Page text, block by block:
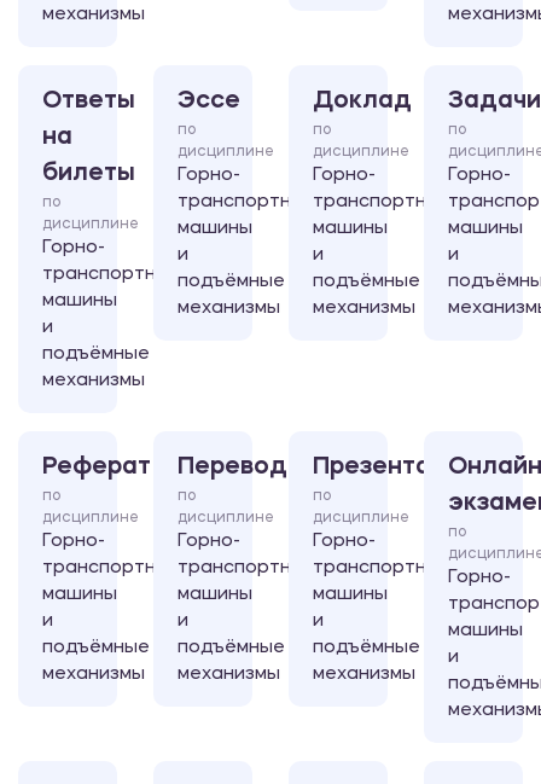
механизмы
Ответы
на
билеты
по
дисциплине
Горно-
транспортные
машины
и
подъёмные
механизмы
Эссе
по
дисциплине
Горно-
транспортные
машины
и
подъёмные
механизмы
Доклад
по
дисциплине
Горно-
транспортные
машины
и
подъёмные
механизмы
Задачи
по
Горно-
машины
и
Реферат
по
дисциплине
Горно-
транспортные
машины
и
подъёмные
механизмы
Перевод
по
дисциплине
Горно-
транспортные
машины
и
подъёмные
механизмы
Презентация
по
дисциплине
Горно-
транспортные
машины
и
подъёмные
механизмы
по
Горно-
машины
и